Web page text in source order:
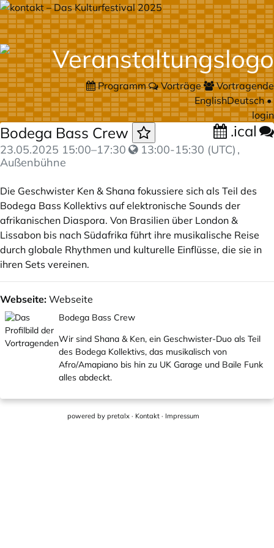
Programm Vorträge
Vortragende
EnglishDeutsch•
login
Bodega Bass Crew .ical
23.05.2025 15:00–17:30 13:00-15:30 (UTC) ,
Außenbühne
Die Geschwister Ken & Shana fokussiere sich als Teil des
Bodega Bass Kollektivs auf elektronische Sounds der
afrikanischen Diaspora. Von Brasilien über London &
Lissabon bis nach Südafrika führt ihre musikalische Reise
durch globale Rhythmen und kulturelle Einflüsse, die sie in
ihren Sets vereinen.
Webseite: Webseite
Bodega Bass Crew
Wir sind Shana & Ken, ein Geschwister-Duo als Teil
des Bodega Kollektivs, das musikalisch von
Afro/Amapiano bis hin zu UK Garage und Baile Funk
alles abdeckt.
powered by pretalx · Kontakt · Impressum